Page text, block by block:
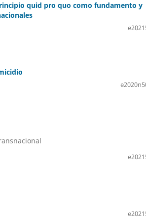
quid pro quo como fundamento y